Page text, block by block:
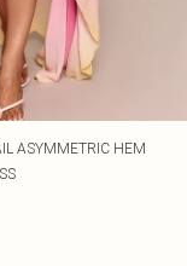
ASYMMETRIC HEM